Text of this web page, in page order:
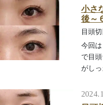
小さ
後～
目頭
今回
で目
がし